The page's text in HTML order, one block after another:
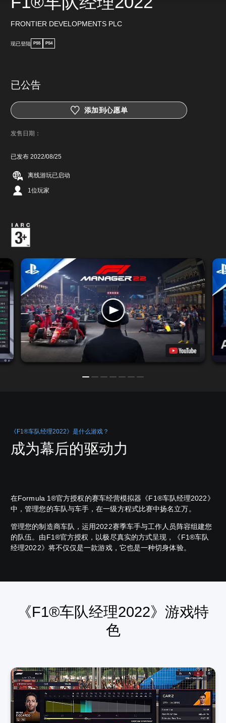
FRONTIER DEVELOPMENTS PLC
现已登陆 PS5 PS4
已公告
添加到心愿单
发售日期：
已发布 2022/08/25
离线游玩已启动
1位玩家
《F1®车队经理2022》是什么游戏？
成为幕后的驱动力
在Formula 1®官方授权的赛车经营模拟器《F1®车队经理2022》
中，管理您的车队与车手，在一级方程式比赛中扬名立万。
管理您的制造商车队，运用2022赛季车手与工作人员阵容组建您
的队伍。由F1®官方授权，以极尽真实的方式呈现，《F1®车队
经理2022》将不仅仅是一款游戏，它也是一种切身体验。
《F1®车队经理2022》游戏特
色